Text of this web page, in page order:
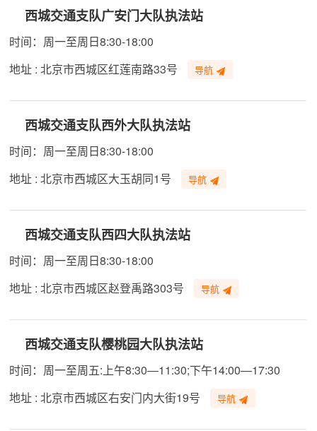
西城交通支队广安门大队执法站
时间：周一至周日8:30-18:00
地址 : 北京市西城区红莲南路33号
导航
西城交通支队西外大队执法站
时间：周一至周日8:30-18:00
地址 : 北京市西城区大玉胡同1号
导航
西城交通支队西四大队执法站
时间：周一至周日8:30-18:00
地址 : 北京市西城区赵登禹路303号
导航
西城交通支队樱桃园大队执法站
时间：周一至周五:上午8:30—11:30;下午14:00—17:30
地址 : 北京市西城区右安门内大街19号
导航